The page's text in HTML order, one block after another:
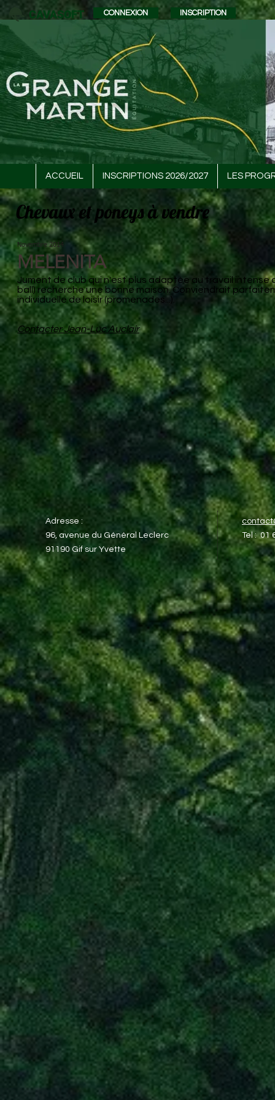
CAVASOFT CONNEXION INSCRIPTION
ACCUEIL INSCRIPTIONS 2026/2027 LES
Chevaux et poneys à vendre
Novembre 2014
MELENITA
Jument de club qui n'est plus adaptée au travail intense
ball) recherche une bonne maison. Conviendrait
individuelle de loisir (promenades...).
Contacter Jean-Luc Auclair
Adresse :
96, avenue du Général Leclerc​
91190 Gif sur Yvette
Tel : 01